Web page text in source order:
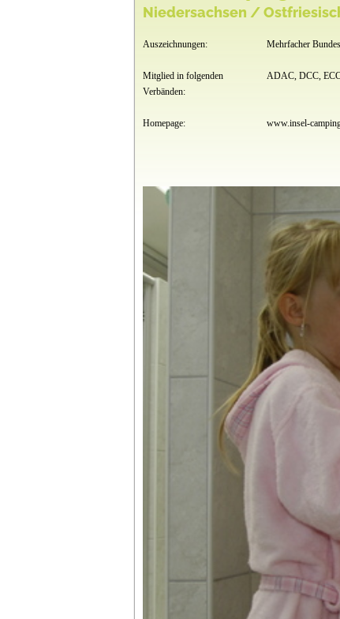
Niedersachsen /
Auszeichnungen: Mehrfacher
Mitglied in folgenden
Verbänden:
ADAC, DCC,
Homepage: www.insel-